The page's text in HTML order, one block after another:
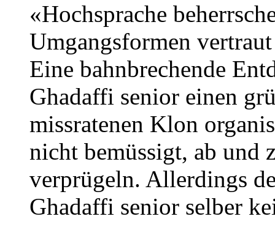
«Hochsprache
Umgangsformen
Eine bahnbrechende
Ghadaffi senior einen
missratenen Klon
nicht bemüssigt, ab und
verprügeln. Allerdings
Ghadaffi senior selber